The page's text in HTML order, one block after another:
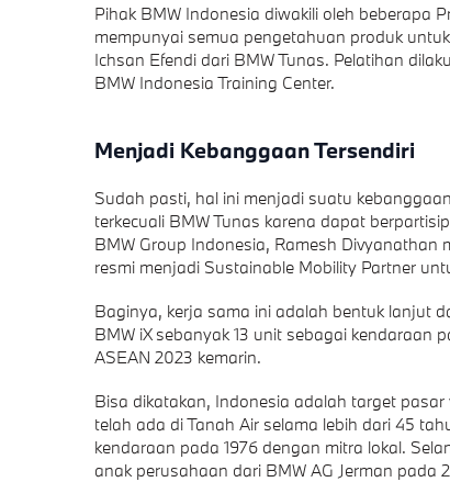
Pihak BMW Indonesia diwakili oleh beberapa
mempunyai semua pengetahuan produk
Ichsan Efendi dari BMW Tunas. Pelatihan
BMW Indonesia Training Center.
Menjadi Kebanggaan Tersendiri
Sudah pasti, hal ini menjadi suatu
terkecuali BMW Tunas karena dapat
BMW Group Indonesia, Ramesh
resmi menjadi Sustainable Mobility Partner
Baginya, kerja sama ini adalah bentuk lanjut
BMW iX sebanyak 13 unit sebagai kendaraan
ASEAN 2023 kemarin.
Bisa dikatakan, Indonesia adalah target
telah ada di Tanah Air selama lebih dari 45
kendaraan pada 1976 dengan mitra lokal.
anak perusahaan dari BMW AG Jerman pada